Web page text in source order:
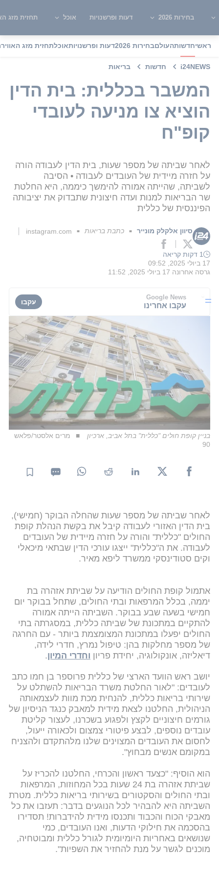
בחירות 2026 דעות ופרשנויות אוכל תחזית מזג
ראשיחדשותהעולםבחירות 2026 דעות ופרשנויותאוכלתחזית מזג האוויר
i24NEWS חדשות בריאות
המשבר בכללית: בית הדין
הוציא צו מניעה לעובדי
קופ"ח
לאחר שביתה של מספר שעות, בית הדין לעבודה הורה
על חזרה מיידית של העובדים לעבודה • הסיבה
לשביתה, שהייתה אמורה להימשך כיממה, היא החלטת
שר הבריאות למנות ועדה חיצונית שתבדוק את יציבותה
הפיננסית של כללית
סיוון אלקלק מונייר ■ כתבת בריאות ■
instagram.com
1 דקות קריאה
17 ביולי 2025, 09:52
גרסה אחרונה 17 ביולי 2025, 11:52
Google News
עקבו אחרינו עקבו
בניין קופת חולים "כללית" בתל אביב, ארכיון
מרים אלסטר/פלאש
90
לאחר שביתה של מספר שעות שהחלה הבוקר (חמישי),
בית הדין האזורי לעבודה קיבל את בקשת הנהלת קופת
החולים "כללית" והורה על חזרה מיידית של העובדים
לעבודה. את ה"כללית" ייצגו עורכי הדין שבתאי מיכאלי
וקים סטודינסקי ממשרד ליפא מאיר.
אתמול קופת החולים הודיעה על שביתת אזהרה בת
יממה, בכלל המרפאות ובתי החולים, שתחל בבוקר יום
חמישי בשעה שבע בבוקר. השביתה הייתה אמורה
להתקיים במתכונת של שביתה כללית, במסגרתה בתי
החולים יפעלו במתכונת המצומצמת ביותר - עם החרגה
של מספר מחלקות בהן: טיפול נמרץ, חדרי לידה,
דיאליזה, אונקולוגיה, יחידת פריון וחדרי המיון.
יושב ראש הוועד הארצי של כללית פרוספר בן חמו כתב
לעובדים: "לאור החלטת משרד הבריאות להשתלט על
שירותי בריאות כללית, להנחית מכת מוות לעצמאותה
הניהולית, החלטנו לצאת מידית למאבק כנגד הניסיון של
גורמים חיצוניים לקצץ ולפגוע בשכרנו, לעצור קליטת
עובדים נוספים, לבצע פיטורי צמצום ולכאורה ייעול,
לחסום את העובדים המצוינים שלנו מלהתקדם ולהצניח
במקומם אנשים מבחוץ".
הוא הוסיף: "כצעד ראשון והכרחי, החלטנו להכריז על
שביתת אזהרה בת 24 שעות בכל המחוזות, המרפאות
ובתי החולים והסקטורים בשירותי בריאות כללית. מטרת
השביתה היא להבהיר לכל הנוגעים בדבר: תעזבו את כל
מאבקי הכוח והכבוד ותכנסו מידית להידברות! תסדירו
בהסכמה את חילוקי הדעות, ואנו העובדים, כמי
שנושאים באחריות היומיומית לגורל כללית ומבוטחיה,
מוכנים לגשר על מנת להחזיר את השפיות".